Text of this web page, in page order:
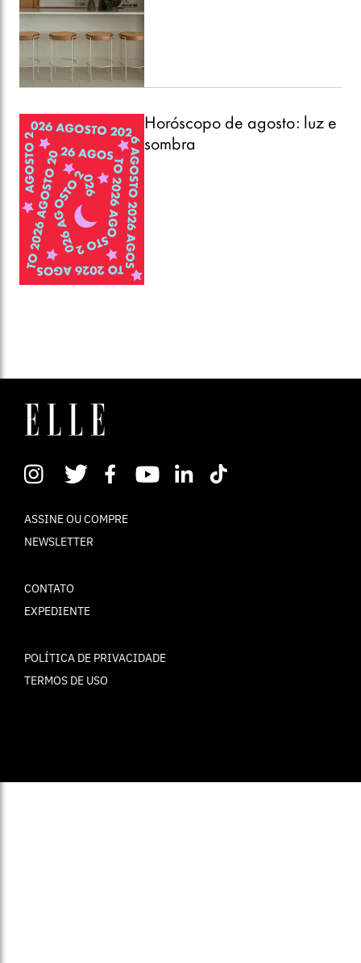
Horóscopo de agosto: luz e
sombra
ASSINE OU COMPRE
NEWSLETTER
CONTATO
EXPEDIENTE
POLÍTICA DE PRIVACIDADE
TERMOS DE USO